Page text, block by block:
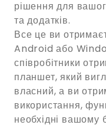
рішення для
та додатків.
Все це ви
Android або
співробітники
планшет, який
власний, а ви
використання,
необхідні вашому